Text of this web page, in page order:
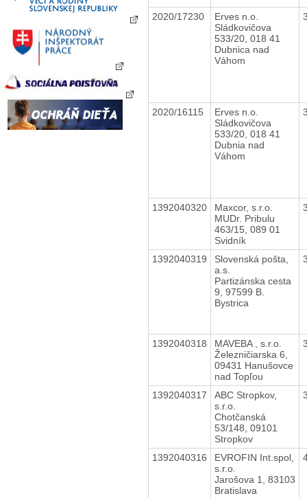
2020/17230
Erves n.o.
Sládkovičova
533/20, 018 41
Dubnica nad
Váhom
2020/16115
Erves n.o.
Sládkovičova
533/20, 018 41
Dubnia nad
Váhom
1392040320
Maxcor, s.r.o.
MUDr. Pribulu
463/15, 089 01
Svidník
1392040319
Slovenská pošta,
a.s.
Partizánska cesta
9, 97599 B.
Bystrica
1392040318
MAVEBA , s.r.o.
Železničiarska 6,
09431 Hanušovce
nad Topľou
1392040317
ABC Stropkov,
s.r.o.
Chotčanská
53/148, 09101
Stropkov
1392040316
EVROFIN Int.spol,
s.r.o.
Jarošova 1, 83103
Bratislava